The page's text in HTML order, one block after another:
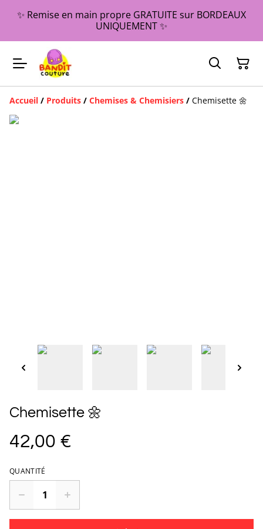
✨ Remise en main propre GRATUITE sur BORDEAUX
UNIQUEMENT ✨
Accueil / Produits / Chemises & Chemisiers / Chemisette 🌼
Chemisette 🌼
42,00 €
QUANTITÉ